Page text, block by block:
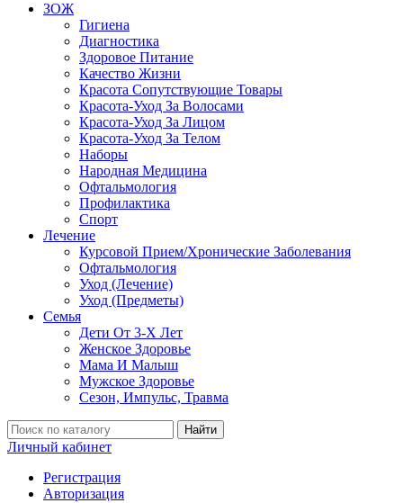
ЗОЖ
Гигиена
Диагностика
Здоровое Питание
Качество Жизни
Красота Сопутствующие Товары
Красота-Уход За Волосами
Красота-Уход За Лицом
Красота-Уход За Телом
Наборы
Народная Медицина
Офтальмология
Профилактика
Спорт
Лечение
Курсовой Прием/Хронические Заболевания
Офтальмология
Уход (Лечение)
Уход (Предметы)
Семья
Дети От 3-Х Лет
Женское Здоровье
Мама И Малыш
Мужское Здоровье
Сезон, Импульс, Травма
Найти
Личный кабинет
Регистрация
Авторизация